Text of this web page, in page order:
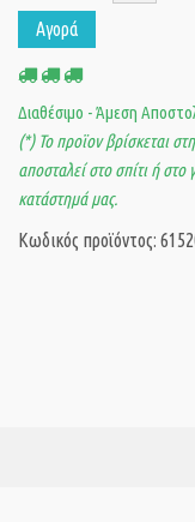
Αγορά
Διαθέσιμο - Άμεση
(*) Το προϊον βρίσκεται
αποσταλεί στο σπίτι ή
κατάστημά μας.
Κωδικός προϊόντος: